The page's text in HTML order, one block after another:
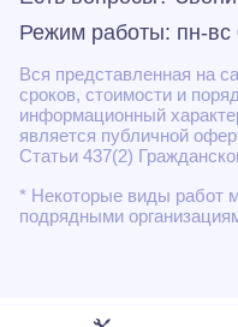
Режим работы: пн-вс
Вся представленная на
сроков, стоимости и
информационный
является публичной
Статьи 437(2)
* Некоторые виды работ
подрядными